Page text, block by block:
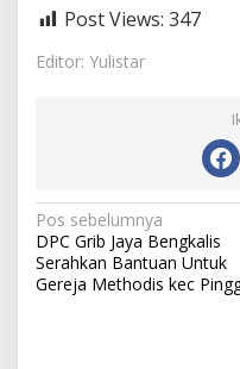
Post Views: 347
Editor: Yulistar
N
a
v
Pos sebelumnya
DPC Grib Jaya Bengkalis
Serahkan Bantuan Untuk
Gereja Methodis kec